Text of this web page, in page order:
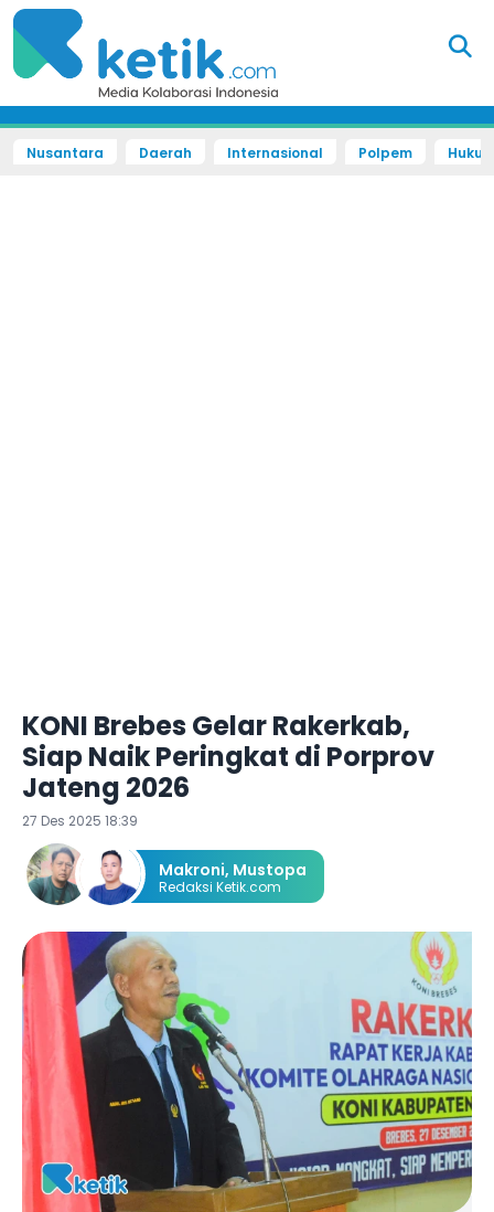
Nusantara Daerah Internasional Polpem
KONI Brebes Gelar Rakerkab,
Siap Naik Peringkat di Porprov
Jateng 2026
27 Des 2025 18:39
Makroni, Mustopa
Redaksi Ketik.com